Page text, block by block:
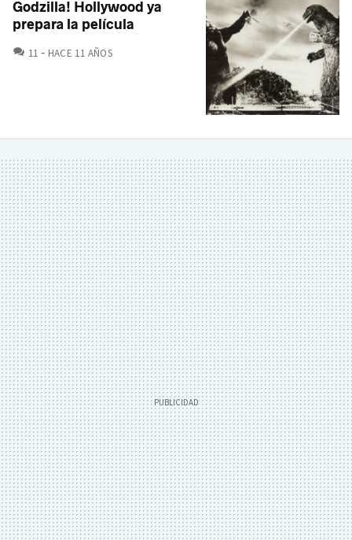
Godzilla! Hollywood ya
prepara la película
11 COMENTARIOS
HACE 11 AÑOS